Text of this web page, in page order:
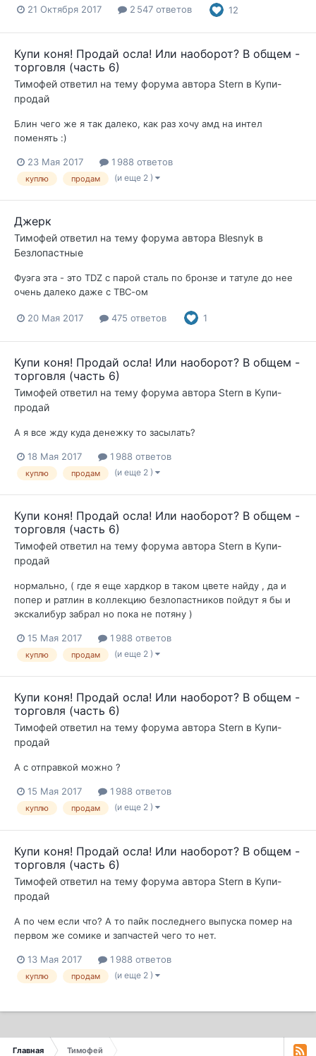
21 Октября 2017 2 547 ответов 12
Купи коня! Продай осла! Или наоборот? В общем -
торговля (часть 6)
Тимофей ответил на тему форума автора Stern в Купи-
продай
Блин чего же я так далеко, как раз хочу амд на интел
поменять :)
23 Мая 2017 1 988 ответов
куплю продам (и еще 2 )
Джерк
Тимофей ответил на тему форума автора Blesnyk в
Безлопастные
Фуэга эта - это TDZ с парой сталь по бронзе и татуле до нее
очень далеко даже с ТВС-ом
20 Мая 2017 475 ответов 1
Купи коня! Продай осла! Или наоборот? В общем -
торговля (часть 6)
Тимофей ответил на тему форума автора Stern в Купи-
продай
А я все жду куда денежку то засылать?
18 Мая 2017 1 988 ответов
куплю продам (и еще 2 )
Купи коня! Продай осла! Или наоборот? В общем -
торговля (часть 6)
Тимофей ответил на тему форума автора Stern в Купи-
продай
нормально, ( где я еще хардкор в таком цвете найду , да и
попер и ратлин в коллекцию безлопастников пойдут я бы и
экскалибур забрал но пока не потяну )
15 Мая 2017 1 988 ответов
куплю продам (и еще 2 )
Купи коня! Продай осла! Или наоборот? В общем -
торговля (часть 6)
Тимофей ответил на тему форума автора Stern в Купи-
продай
А с отправкой можно ?
15 Мая 2017 1 988 ответов
куплю продам (и еще 2 )
Купи коня! Продай осла! Или наоборот? В общем -
торговля (часть 6)
Тимофей ответил на тему форума автора Stern в Купи-
продай
А по чем если что? А то пайк последнего выпуска помер на
первом же сомике и запчастей чего то нет.
13 Мая 2017 1 988 ответов
куплю продам (и еще 2 )
Главная Тимофей